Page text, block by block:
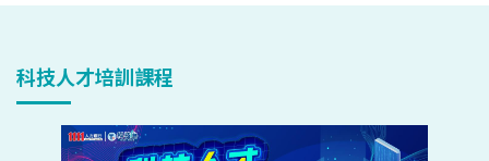
科技人才培訓課程